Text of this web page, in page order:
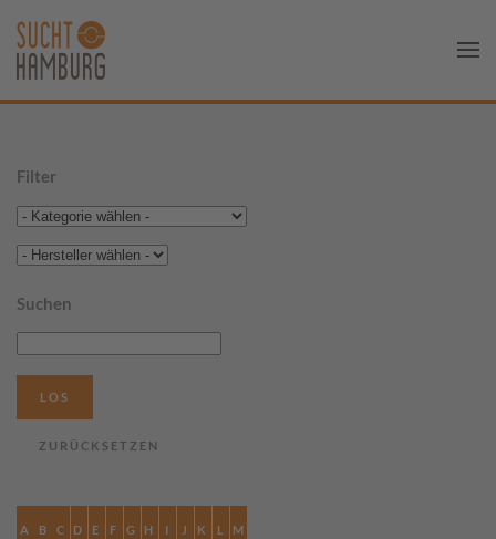
Filter
Suchen
A B C D E F G H I J K L M